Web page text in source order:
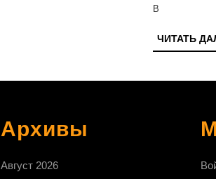
В
ЧИТАТЬ
Архивы
Август 2026